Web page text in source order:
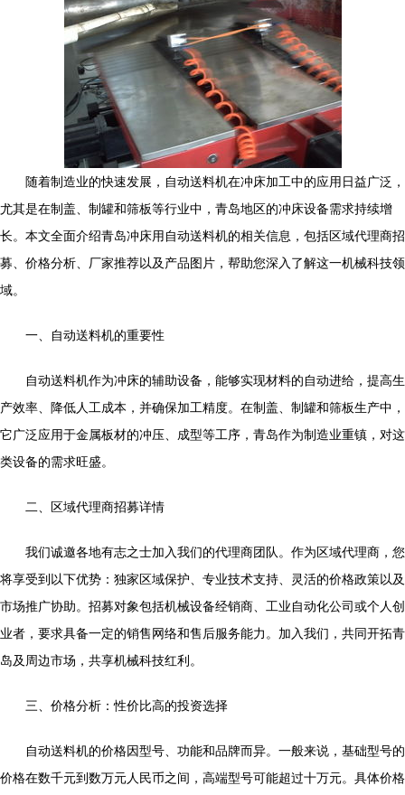
随着制造业的快速发展，自动送料机在冲床加工中的应用日益广泛，
尤其是在制盖、制罐和筛板等行业中，青岛地区的冲床设备需求持续增
长。本文全面介绍青岛冲床用自动送料机的相关信息，包括区域代理商招
募、价格分析、厂家推荐以及产品图片，帮助您深入了解这一机械科技领
域。
一、自动送料机的重要性
自动送料机作为冲床的辅助设备，能够实现材料的自动进给，提高生
产效率、降低人工成本，并确保加工精度。在制盖、制罐和筛板生产中，
它广泛应用于金属板材的冲压、成型等工序，青岛作为制造业重镇，对这
类设备的需求旺盛。
二、区域代理商招募详情
我们诚邀各地有志之士加入我们的代理商团队。作为区域代理商，您
将享受到以下优势：独家区域保护、专业技术支持、灵活的价格政策以及
市场推广协助。招募对象包括机械设备经销商、工业自动化公司或个人创
业者，要求具备一定的销售网络和售后服务能力。加入我们，共同开拓青
岛及周边市场，共享机械科技红利。
三、价格分析：性价比高的投资选择
自动送料机的价格因型号、功能和品牌而异。一般来说，基础型号的
价格在数千元到数万元人民币之间，高端型号可能超过十万元。具体价格